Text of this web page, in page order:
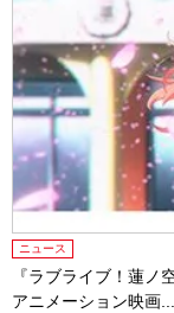
ニュース
『ラブライブ！蓮ノ
アニメーション映画...